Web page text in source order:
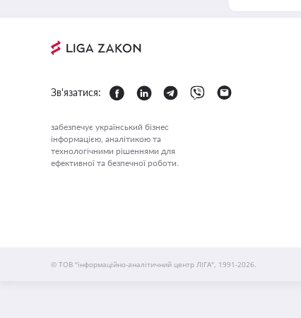
Зв'язатися:
забезпечує український бізнес
інформацією, аналітикою та
технологічними рішеннями для
ефективної та безпечної роботи.
© ТОВ "інформаційно-аналітичний центр ЛІГА", 1991-2026.